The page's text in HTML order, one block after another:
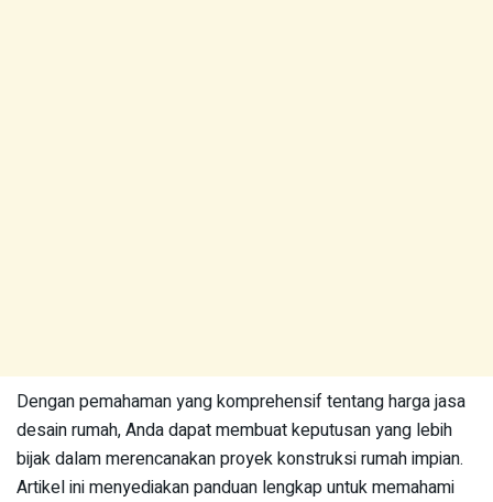
Dengan pemahaman yang komprehensif tentang harga jasa
desain rumah, Anda dapat membuat keputusan yang lebih
bijak dalam merencanakan proyek konstruksi rumah impian.
Artikel ini menyediakan panduan lengkap untuk memahami